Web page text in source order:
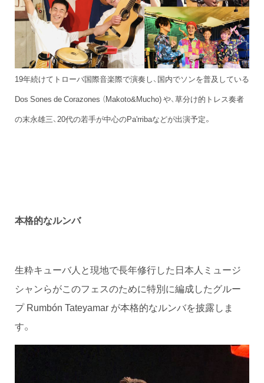
19年続けてトローバ国際音楽際で演奏し、国内でソンを普及している
Dos Sones de Corazones （Makoto&Mucho) や、草分け的トレス奏者
の末永雄三、20代の若手が中心のPa'rribaなどが出演予定。
本格的なルンバ
生粋キューバ人と現地で長年修行した日本人ミュージ
シャンらがこのフェスのために特別に編成したグルー
プ Rumbón Tateyamar が本格的なルンバを披露しま
す。